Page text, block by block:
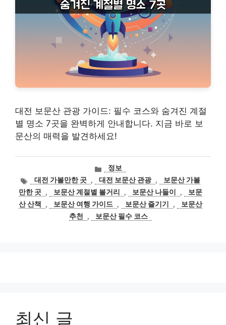
대전 보문산 관광 가이드: 필수 코스와 숨겨진 계절
별 명소 7곳을 완벽하게 안내합니다. 지금 바로 보
문산의 매력을 발견하세요!
카
테
고
리
정보
태
그
대전 가볼만한 곳 , 대전 보문산 관광 ,
보문산 가볼
만한 곳 , 보문산 계절별 볼거리 , 보문산 나들이 ,
보문
산 산책
, 보문산 여행 가이드 , 보문산 즐기기 ,
보문산
추천
, 보문산 필수 코스
최신 글